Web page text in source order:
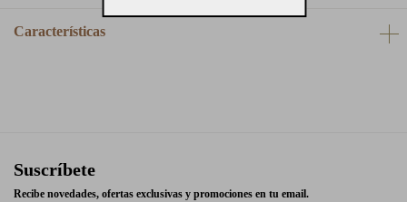
Características
Suscríbete
Recibe novedades, ofertas exclusivas y promociones en tu email.